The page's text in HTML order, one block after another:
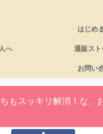
はじめ
へ 通販ス
お問い
もスッキリ解消！な、